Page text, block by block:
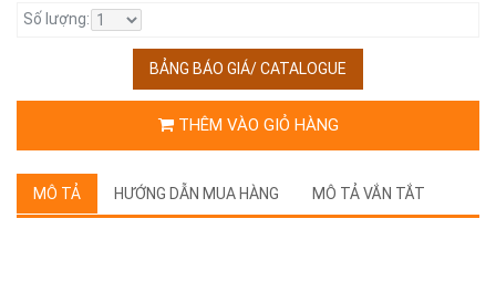
Số lượng:
BẢNG BÁO GIÁ/ CATALOGUE
THÊM VÀO GIỎ HÀNG
MÔ TẢ HƯỚNG DẪN MUA HÀNG MÔ TẢ VẮN TẮT